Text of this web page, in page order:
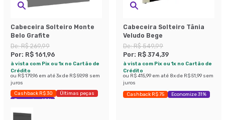
Cabeceira Solteiro Monte
Belo Grafite
De:R$ 269,99
Por: R$ 161,96
à vista com Pix ou 1x no Cartão de
Crédito
ou R$ 179,96 em até3x de R$ 59,98 sem
juros
Cashback R$ 30
Últimas peças
Economize 40%
Cabeceira Solteiro Tânia
Veludo Bege
De:R$ 549,99
Por: R$ 374,39
à vista com Pix ou 1x no Cartão de
Crédito
ou R$ 415,99 em até 8x de R$ 51,99 sem
juros
Cashback R$ 75 Economize 31%